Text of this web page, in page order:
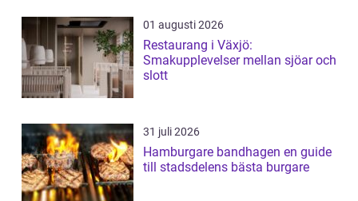
01 augusti 2026
Restaurang i Växjö:
Smakupplevelser mellan sjöar och
slott
31 juli 2026
Hamburgare bandhagen en guide
till stadsdelens bästa burgare